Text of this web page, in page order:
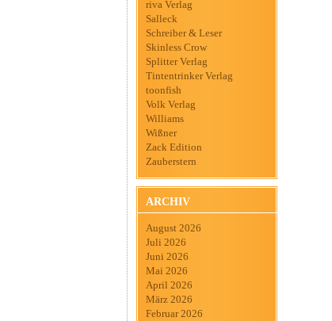
riva Verlag
Salleck
Schreiber & Leser
Skinless Crow
Splitter Verlag
Tintentrinker Verlag
toonfish
Volk Verlag
Williams
Wißner
Zack Edition
Zauberstern
ARCHIV
August 2026
Juli 2026
Juni 2026
Mai 2026
April 2026
März 2026
Februar 2026